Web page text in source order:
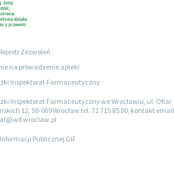
Zezwoleń
na prowadzenie apteki
Inspektorat Farmaceutyczny
Inspektorat Farmaceutyczny we Wrocławiu, ul. Ofiar
12, 50-069 Wrocław tel. 71 715 85 00, kontakt email
Publicznej GIF